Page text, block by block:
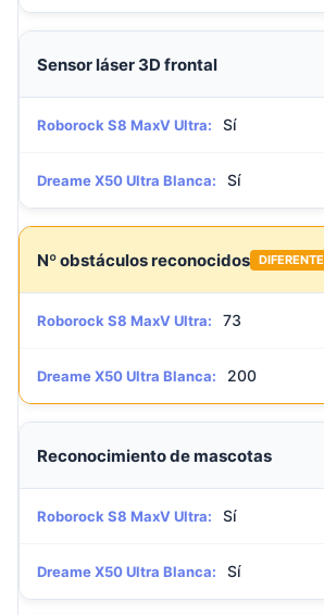
Sensor láser 3D frontal
Roborock S8 MaxV Ultra: Sí
Dreame X50 Ultra Blanca: Sí
Nº obstáculos reconocidos DIFERENTE
Roborock S8 MaxV Ultra: 73
Dreame X50 Ultra Blanca: 200
Reconocimiento de mascotas
Roborock S8 MaxV Ultra: Sí
Dreame X50 Ultra Blanca: Sí